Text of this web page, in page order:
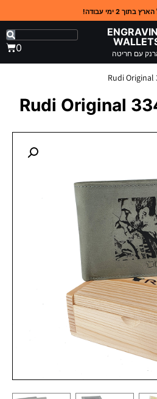
2 ימי עבודה!
עם חריטה 0